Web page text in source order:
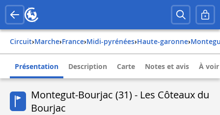
Circuit› Marche› france› midi-pyrénées› haute-garonne›
Présentation Description Carte Notes et avis À
Montegut-Bourjac (31) - Les Côteaux du
Bourjac